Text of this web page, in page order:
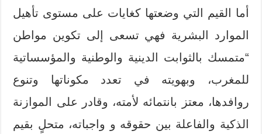
أما القيم التي وضعتها كغايات على مستوى تأهيل
الموارد البشرية فهي تسعى إلى تكوين مواطن
“متمسك بالثوابت الدينية والوطنية والمؤسساتية
للمغرب، وبهويته في تعدد مكوناتها وتنوع
روافدها، معتز بانتمائه لأمته، وقادر على الموازنة
الذكية والفاعلة بين حقوقه و واجباته، متحلٍ بقيم